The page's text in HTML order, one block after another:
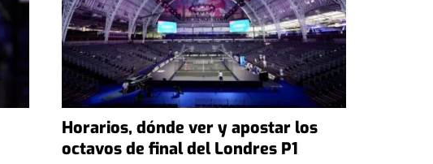
Horarios, dónde ver y apostar los
octavos de final del Londres P1